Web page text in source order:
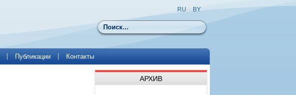
Поиск
RU BY
Публикации Контакты
АРХИВ